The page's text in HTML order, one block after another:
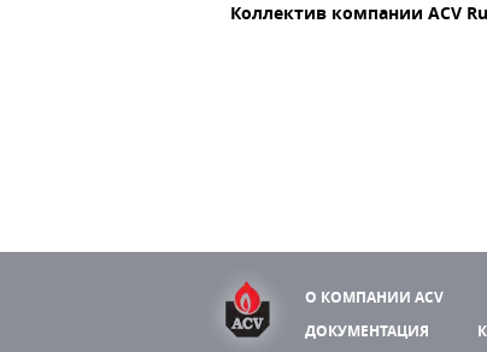
Коллектив компании ACV
О КОМПАНИИ ACV
ДОКУМЕНТАЦИЯ